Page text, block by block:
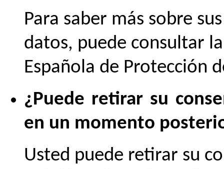
Para saber más sobre
datos, puede consultar
Española de Protección
¿Puede retirar su
en un momento
Usted puede retirar su